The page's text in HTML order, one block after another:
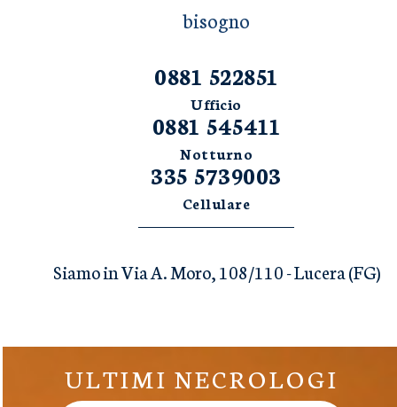
bisogno
0881 522851
Ufficio
0881 545411
Notturno
335 5739003
Cellulare
Siamo in Via A. Moro, 108/110 - Lucera (FG)
ULTIMI NECROLOGI